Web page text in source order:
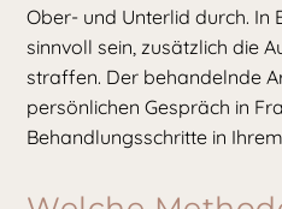
Ober- und Unterlid durch. In
sinnvoll sein, zusätzlich die
straffen. Der behandelnde
persönlichen Gespräch in
Behandlungsschritte in